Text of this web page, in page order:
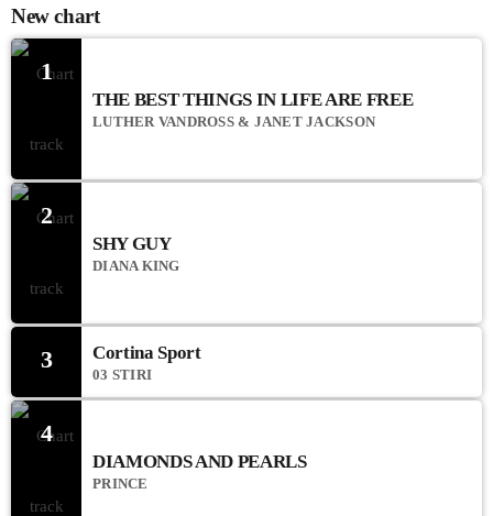
New chart
1
THE BEST THINGS IN LIFE ARE FREE
LUTHER VANDROSS & JANET JACKSON
2
SHY GUY
DIANA KING
3 Cortina Sport
03 STIRI
4
DIAMONDS AND PEARLS
PRINCE